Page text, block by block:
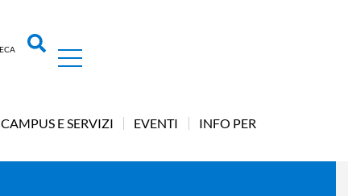
CAMPUS E SERVIZI EVENTI INFO PER